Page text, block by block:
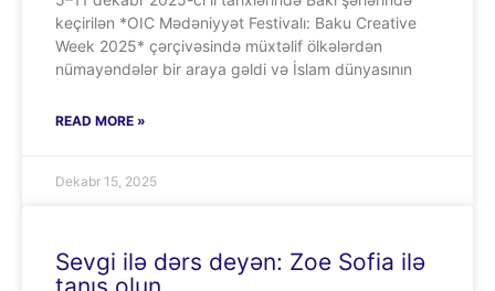
keçirilən *OIC Mədəniyyət Festivalı: Baku Creative
Week 2025* çərçivəsində müxtəlif ölkələrdən
nümayəndələr bir araya gəldi və İslam dünyasının
READ MORE »
Dekabr 15, 2025
Sevgi ilə dərs deyən: Zoe Sofia ilə